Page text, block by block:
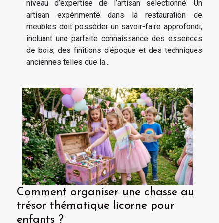
niveau d’expertise de l’artisan sélectionné. Un
artisan expérimenté dans la restauration de
meubles doit posséder un savoir-faire approfondi,
incluant une parfaite connaissance des essences
de bois, des finitions d’époque et des techniques
anciennes telles que la...
Comment organiser une chasse au
trésor thématique licorne pour
enfants ?